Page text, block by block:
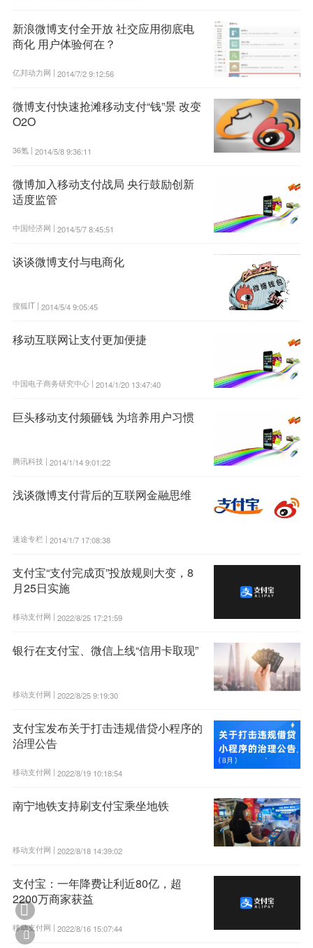
新浪微博支付全开放 社交应用彻底电
商化 用户体验何在？
亿邦动力网 | 2014/7/2 9:12:56
微博支付快速抢滩移动支付“钱”景 改变
O2O
36氪 | 2014/5/8 9:36:11
微博加入移动支付战局 央行鼓励创新
适度监管
中国经济网 | 2014/5/7 8:45:51
谈谈微博支付与电商化
搜狐IT | 2014/5/4 9:05:45
移动互联网让支付更加便捷
中国电子商务研究中心 | 2014/1/20 13:47:40
巨头移动支付频砸钱 为培养用户习惯
腾讯科技 | 2014/1/14 9:01:22
浅谈微博支付背后的互联网金融思维
速途专栏 | 2014/1/7 17:08:38
支付宝“支付完成页”投放规则大变，8
月25日实施
移动支付网 | 2022/8/25 17:21:59
银行在支付宝、微信上线“信用卡取现”
移动支付网 | 2022/8/25 9:19:30
支付宝发布关于打击违规借贷小程序的
治理公告
移动支付网 | 2022/8/19 10:18:54
南宁地铁支持刷支付宝乘坐地铁
移动支付网 | 2022/8/18 14:39:02
支付宝：一年降费让利近80亿，超
2200万商家获益
移动支付网 | 2022/8/16 15:07:44

